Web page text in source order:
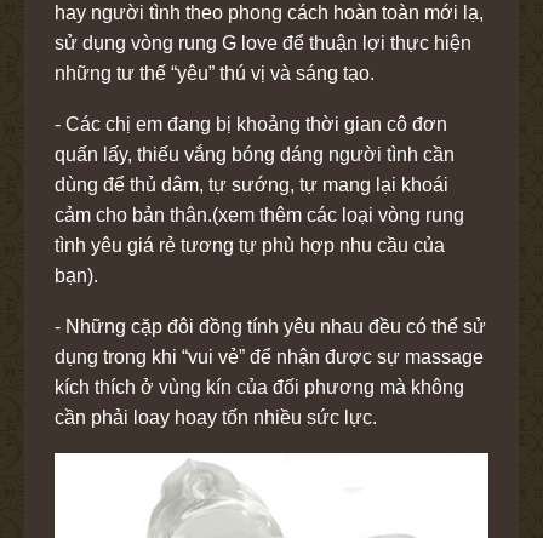
hay người tình theo phong cách hoàn toàn mới lạ,
sử dụng vòng rung G love để thuận lợi thực hiện
những tư thế “yêu” thú vị và sáng tạo.
- Các chị em đang bị khoảng thời gian cô đơn
quấn lấy, thiếu vắng bóng dáng người tình cần
dùng để thủ dâm, tự sướng, tự mang lại khoái
cảm cho bản thân.(xem thêm các loại vòng rung
tình yêu giá rẻ tương tự phù hợp nhu cầu của
bạn).
- Những cặp đôi đồng tính yêu nhau đều có thể sử
dụng trong khi “vui vẻ” để nhận được sự massage
kích thích ở vùng kín của đối phương mà không
cần phải loay hoay tốn nhiều sức lực.